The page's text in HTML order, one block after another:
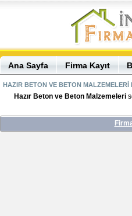
Ana Sayfa Firma Kayıt
HAZIR BETON VE BETON MALZEMELERİ
Hazır Beton ve Beton Malzemeleri